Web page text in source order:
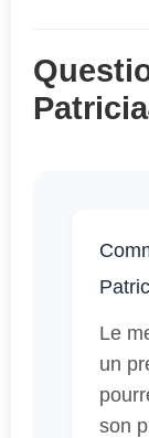
Le
un
son